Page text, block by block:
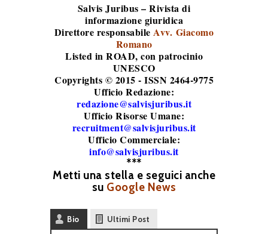
Salvis Juribus – Rivista di
informazione giuridica
Direttore responsabileAvv. Giacomo
Romano
Listed in ROAD, con patrocinio
UNESCO
Copyrights © 2015 - ISSN 2464-9775
Ufficio Redazione:
redazione@salvisjuribus.it
Ufficio Risorse Umane:
recruitment@salvisjuribus.it
Ufficio Commerciale:
info@salvisjuribus.it
***
Metti una stella e seguici anche
su Google News
Bio Ultimi Post